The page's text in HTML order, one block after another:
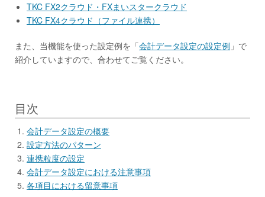
TKC FX2クラウド・FXまいスタークラウド
TKC FX4クラウド（ファイル連携）
また、当機能を使った設定例を「会計データ設定の設定例 」で
紹介していますので、合わせてご覧ください。
目次
会計データ設定の概要
設定方法のパターン
連携粒度の設定
会計データ設定における注意事項
各項目における留意事項